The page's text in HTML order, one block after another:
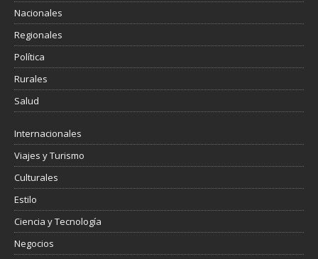
Nacionales
Regionales
Política
Rurales
Salud
Internacionales
Viajes y Turismo
Culturales
Estilo
Ciencia y Tecnología
Negocios